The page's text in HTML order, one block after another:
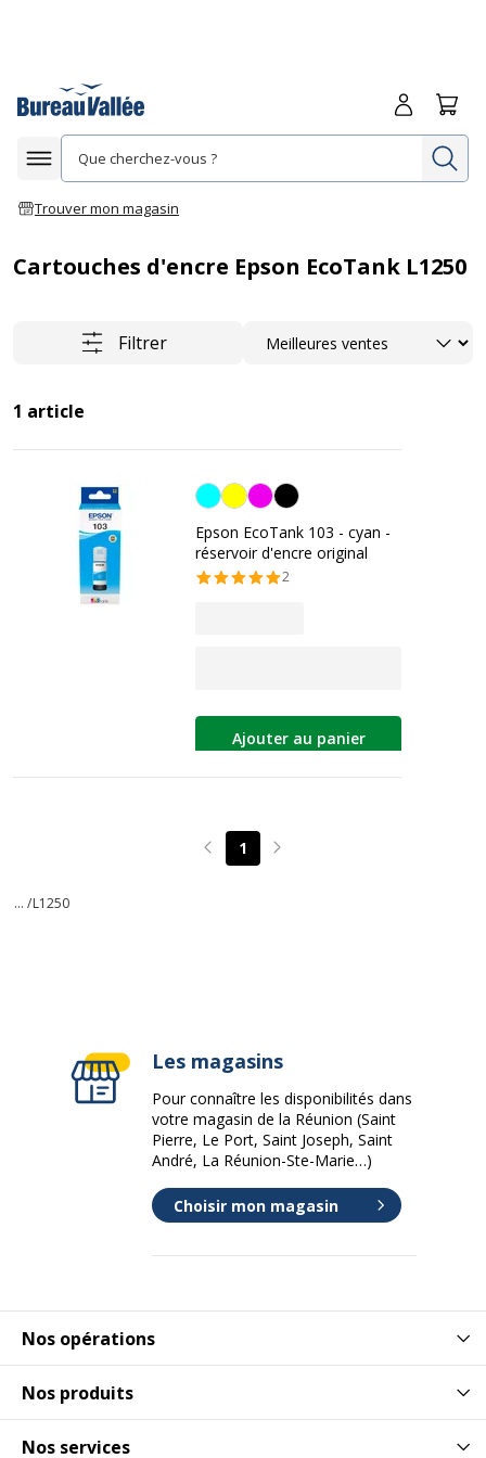
Afficher la navigation
Trouver mon magasin
Me
Cartouches d'encre Epson EcoTank L1250
Filtrer Trier
1 article
Cyan
Epson EcoTank 103 - cyan -
réservoir d'encre original
2
Ajouter au panier
Page précédente
1 Page suivante
... /L1250
Nos opérations
Nos produits
Nos services
Les magasins
Pour connaître les disponibilités dans
votre magasin de la Réunion (Saint
Pierre, Le Port, Saint Joseph, Saint
André, La Réunion-Ste-Marie…)
Choisir mon magasin